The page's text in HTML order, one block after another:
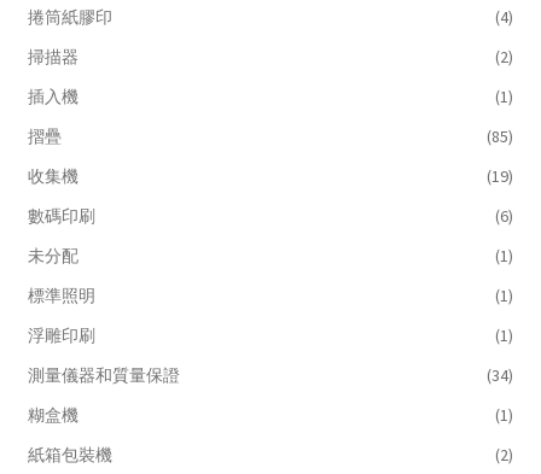
捲筒紙膠印
(4)
掃描器
(2)
插入機
(1)
摺疊
(85)
收集機
(19)
數碼印刷
(6)
未分配
(1)
標準照明
(1)
浮雕印刷
(1)
測量儀器和質量保證
(34)
糊盒機
(1)
紙箱包裝機
(2)